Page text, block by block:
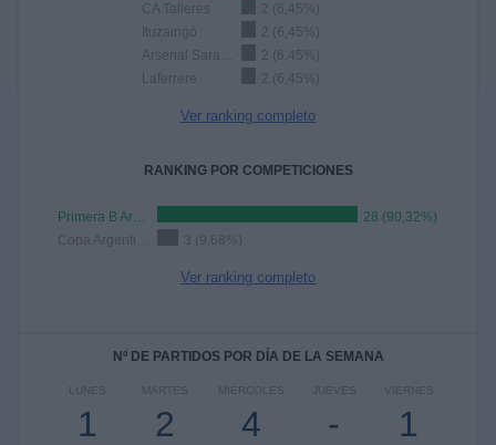
CA Talleres
2 (6,45%)
Ituzaingó
2 (6,45%)
2 (6,45%)
Laferrere
2 (6,45%)
Ver ranking completo
RANKING POR COMPETICIONES
Primera B Argentina
28 (90,32%)
3 (9,68%)
Ver ranking completo
Nº DE PARTIDOS POR DÍA DE LA SEMANA
LUNES
1
MARTES
2
MIÉRCOLES
4
JUEVES
-
VIERNES
1